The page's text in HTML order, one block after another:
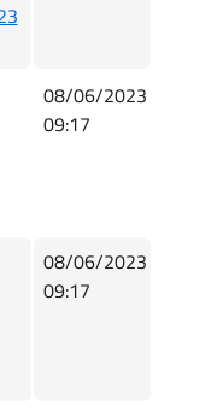
08/06/2023
09:17
08/06/2023
09:17